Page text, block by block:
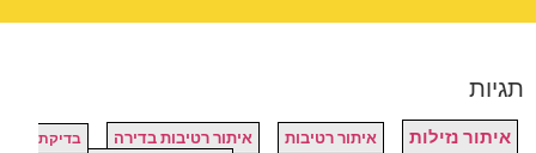
תגיות
איתור נזילות איתור רטיבות איתור רטיבות בדירה בדיקת